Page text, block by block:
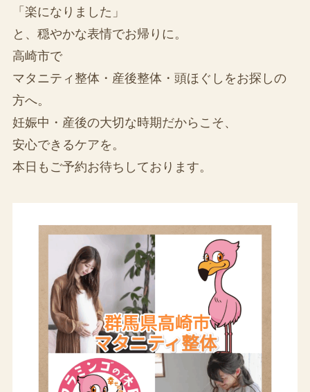
「楽になりました」
と、穏やかな表情でお帰りに。
高崎市で
マタニティ整体・産後整体・頭ほぐしをお探しの
方へ。
妊娠中・産後の大切な時期だからこそ、
安心できるケアを。
本日もご予約お待ちしております。